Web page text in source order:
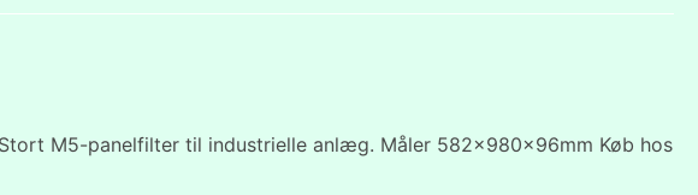
M5-panelfilter til industrielle anlæg. Måler 582x980x96mm Køb hos